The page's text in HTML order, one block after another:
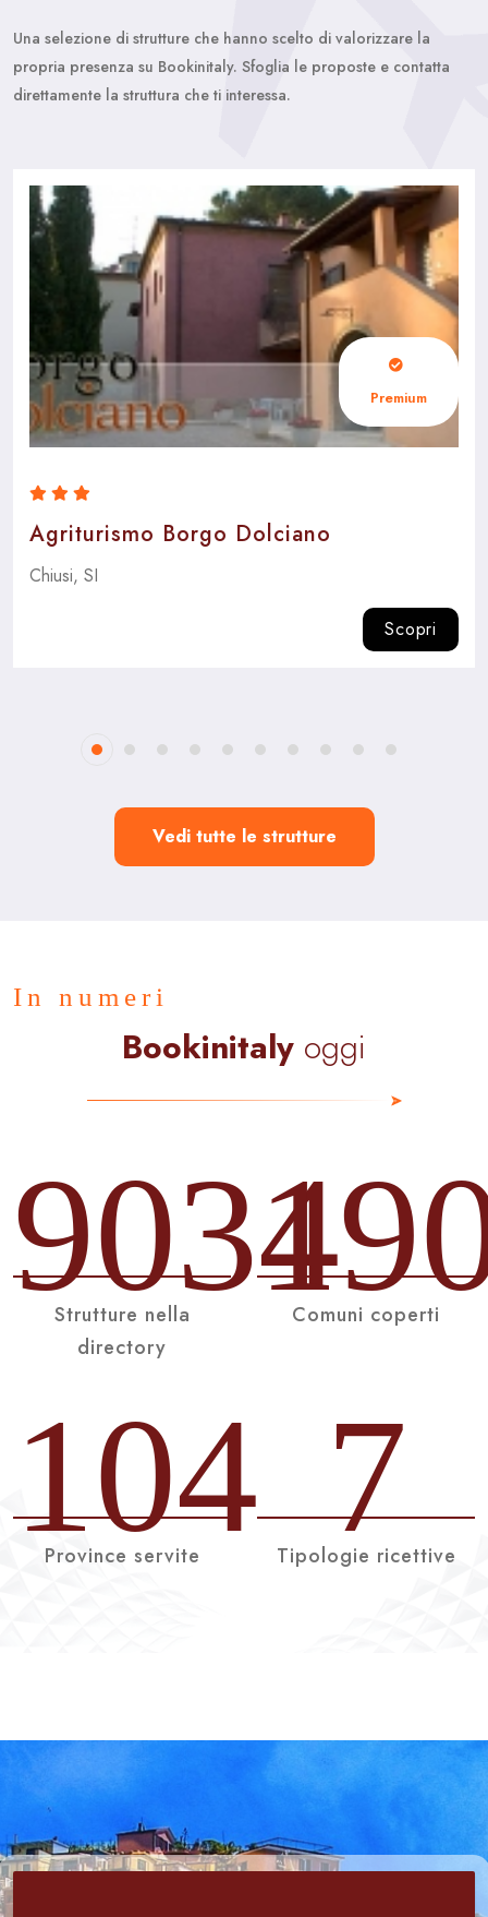
Una selezione di strutture che hanno scelto di valorizzare la
propria presenza su Bookinitaly. Sfoglia le proposte e contatta
direttamente la struttura che ti interessa.
Premium
Agriturismo Borgo Dolciano
Chiusi, SI
Scopri
Vedi tutte le strutture
In numeri
Bookinitaly oggi
9034
Strutture nella
directory
Comuni coperti
104
Province servite 7
Tipologie ricettive